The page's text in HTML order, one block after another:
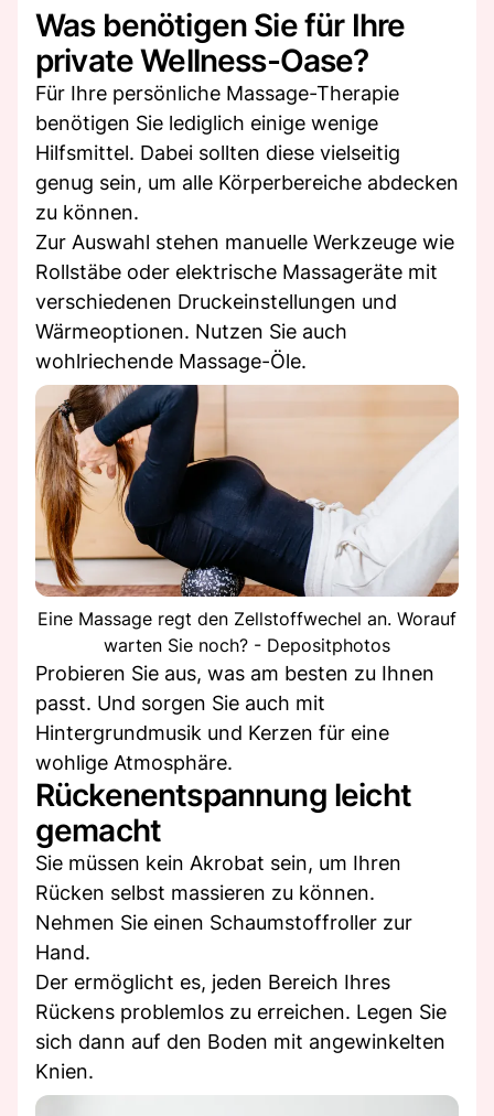
Was benötigen Sie für Ihre
private Wellness-Oase?
Für Ihre persönliche Massage-Therapie
benötigen Sie lediglich einige wenige
Hilfsmittel. Dabei sollten diese vielseitig
genug sein, um alle Körperbereiche abdecken
zu können.
Zur Auswahl stehen manuelle Werkzeuge wie
Rollstäbe oder elektrische Massageräte mit
verschiedenen Druckeinstellungen und
Wärmeoptionen. Nutzen Sie auch
wohlriechende Massage-Öle.
Eine Massage regt den Zellstoffwechel an. Worauf
warten Sie noch? - Depositphotos
Probieren Sie aus, was am besten zu Ihnen
passt. Und sorgen Sie auch mit
Hintergrundmusik und Kerzen für eine
wohlige Atmosphäre.
Rückenentspannung leicht
gemacht
Sie müssen kein Akrobat sein, um Ihren
Rücken selbst massieren zu können.
Nehmen Sie einen Schaumstoffroller zur
Hand.
Der ermöglicht es, jeden Bereich Ihres
Rückens problemlos zu erreichen. Legen Sie
sich dann auf den Boden mit angewinkelten
Knien.